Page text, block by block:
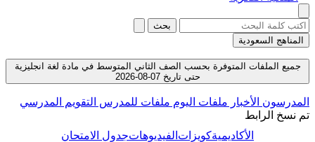
بحث
المناهج السعودية
جميع الملفات المتوفرة بحسب الصف الثاني المتوسط في مادة لغة انجليزية
حتى تاريخ 07-08-2026
المدرسون الأخبار ملفات اليوم ملفات للمدرس التقويم المدرسي
تم نسخ الرابط
الأكاديميةكويزاتالفيديوهاتجدول الامتحان